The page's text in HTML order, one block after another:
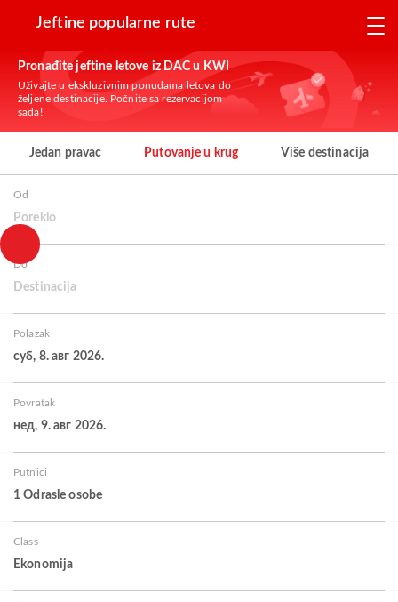
Jeftine popularne rute
Pronađite jeftine letove iz DAC u KWI
Uživajte u ekskluzivnim ponudama letova do
željene destinacije. Počnite sa rezervacijom
sada!
Jedan pravac Putovanje u krug Više destinacija
Od
Poreklo
Do
Destinacija
Polazak
суб, 8. авг 2026.
Povratak
нед, 9. авг 2026.
Putnici
1 Odrasle osobe
Class
Ekonomija